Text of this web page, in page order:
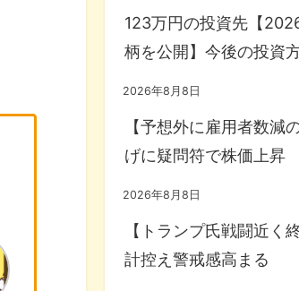
123万円の投資先【
柄を公開】今後の投資
2026年8月8日
【予想外に雇用者数減
げに疑問符で株価上昇
2026年8月8日
【トランプ氏戦闘近く
計控え警戒感高まる